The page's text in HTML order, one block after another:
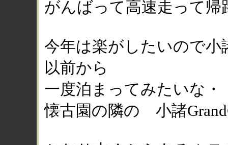
がんばって高速走って
今年は楽がしたいので
以前から
一度泊まってみたいな・
懐古園の隣の 小諸